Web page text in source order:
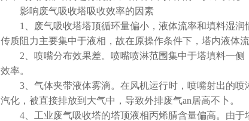
影响废气吸收塔吸收效率的因素
1、废气吸收塔塔顶循环量偏小，液体流率和填料湿润
传质阻力主要集中于液相，故在原操作条件下，塔内液体
2、喷嘴分布效果差。喷嘴喷淋范围集中于塔填料一侧
效率。
3、气体夹带液体雾滴。在风机运行时，喷嘴射出的喷
汽化，被直接排放到大气中，导致外排废气an居高不卜。
4、工业废气吸收塔的塔顶液相丙烯腈含量偏高。由于